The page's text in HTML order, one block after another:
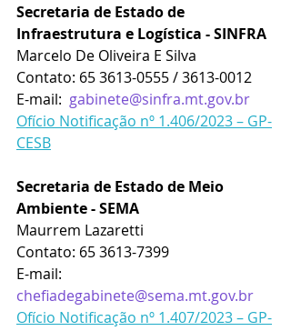
Secretaria de Estado de
Infraestrutura e Logística - SINFRA
Marcelo De Oliveira E Silva
Contato: 65 3613-0555 / 3613-0012
E-mail: gabinete@sinfra.mt.gov.br
Ofício Notificação nº 1.406/2023 – GP-
CESB
Secretaria de Estado de Meio
Ambiente - SEMA
Maurrem Lazaretti
Contato: 65 3613-7399
E-mail:
chefiadegabinete@sema.mt.gov.br
Ofício Notificação nº 1.407/2023 – GP-